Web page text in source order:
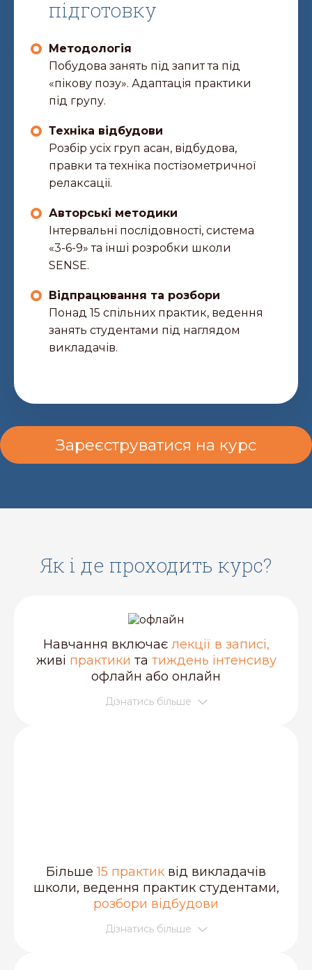
підготовку
Методологія
Побудова занять під запит та під
«пікову позу». Адаптація практики
під групу.
Техніка відбудови
Розбір усіх груп асан, відбудова,
правки та техніка постізометричної
релаксації.
Авторські методики
Інтервальні послідовності, система
«3-6-9» та інші розробки школи
SENSE.
Відпрацювання та розбори
Понад 15 спільних практик, ведення
занять студентами під наглядом
викладачів.
Зареєструватися на курс
як і де проходить курс?
Навчання включає лекції в записі,
живі практики та тиждень інтенсиву
офлайн або онлайн
Дізнатись більше
Більше15 практик від викладачів
школи, ведення практик студентами,
розбори відбудови
Дізнатись більше